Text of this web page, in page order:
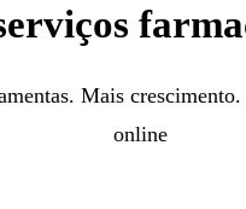
Mais crescimento.
online